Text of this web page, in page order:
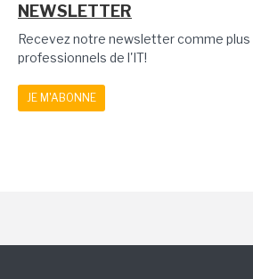
NEWSLETTER
Recevez notre newsletter comme
professionnels de l'IT!
JE M'ABONNE